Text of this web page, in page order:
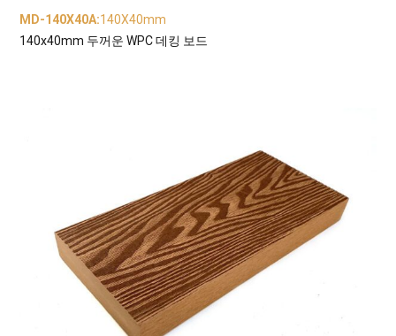
MD-140X40A:140X40mm
140x40mm 두꺼운 WPC 데킹 보드